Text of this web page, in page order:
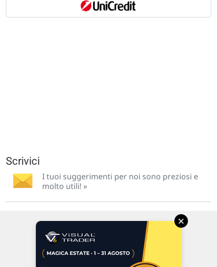
Scrivici
I tuoi suggerimenti per noi sono preziosi e
molto utili! »
47923 Rimini
×